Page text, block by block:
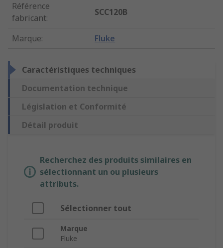
Référence
fabricant:
SCC120B
Marque: Fluke
Caractéristiques techniques
Documentation technique
Législation et Conformité
Détail produit
Recherchez des produits similaires en
sélectionnant un ou plusieurs
attributs.
Sélectionner tout
Marque
Fluke